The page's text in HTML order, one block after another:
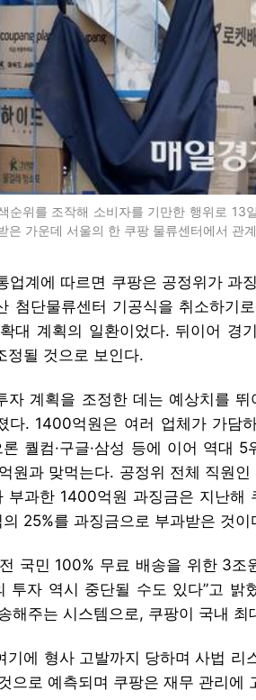
순위를 조작해 소비자를 기만한 행위로 13
은 가운데 서울의 한 쿠팡 물류센터에서 관
업계에 따르면 쿠팡은 공정위가 과
첨단물류센터 기공식을 취소하기
대 계획의 일환이었다. 뒤이어 경
정될 것으로 보인다.
자 계획을 조정한 데는 예상치를
다. 1400억원은 여러 업체가 가담
론 퀄컴·구글·삼성 등에 이어 역대
원과 맞먹는다. 공정위 전체 직원
부과한 1400억원 과징금은 지난
의 25%를 과징금으로 부과받은 것이
국민 100% 무료 배송을 위한 3
투자 역시 중단될 수도 있다”고
해주는 시스템으로, 쿠팡이 국내
기에 형사 고발까지 당하며 사법
으로 예측되며 쿠팡은 재무 관리에